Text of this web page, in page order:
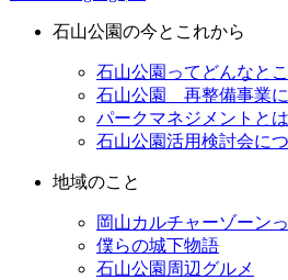
石山公園の今とこれから
石山公園ってどんなと
石山公園 再整備事業
パークマネジメントと
石山公園活用検討会に
地域のこと
岡山カルチャーゾーン
僕らの城下物語
石山公園周辺グルメ